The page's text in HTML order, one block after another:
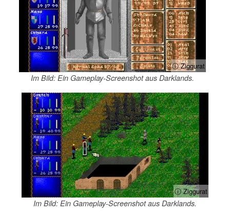
ⓘ Ziggurat
Im Bild: Ein Gameplay-Screenshot aus Darklands.
ⓘ Ziggurat
Im Bild: Ein Gameplay-Screenshot aus Darklands.